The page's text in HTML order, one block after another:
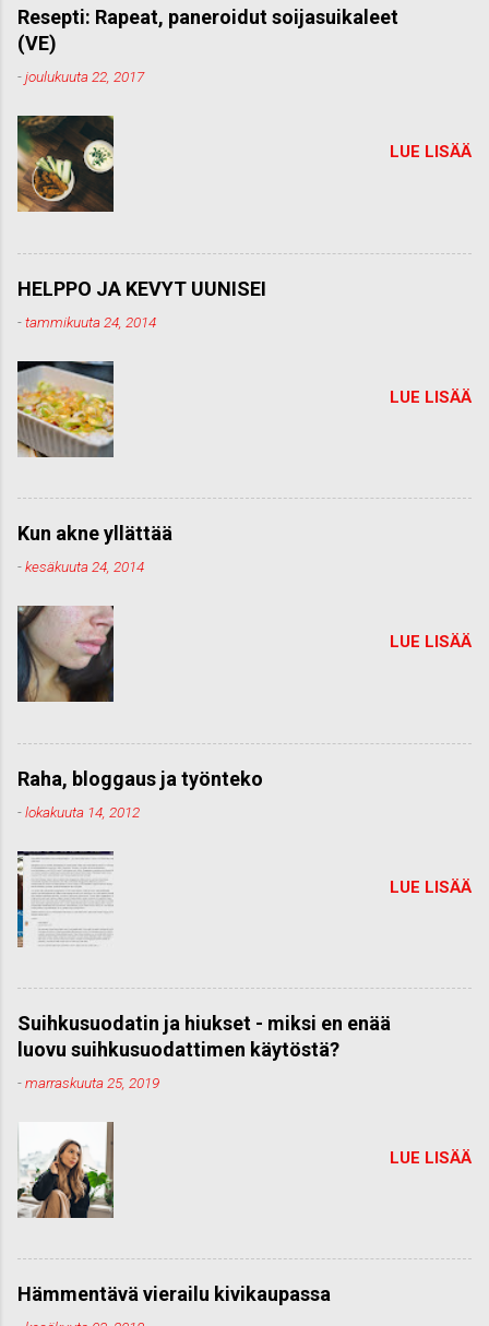
m
e
n
t
Resepti: Rapeat, paneroidut soijasuikaleet
(VE)
-joulukuuta 22, 2017
LUE LISÄÄ
HELPPO JA KEVYT UUNISEI
-tammikuuta 24, 2014
LUE LISÄÄ
Kun akne yllättää
-kesäkuuta 24, 2014
LUE LISÄÄ
Raha, bloggaus ja työnteko
-lokakuuta 14, 2012
LUE LISÄÄ
Suihkusuodatin ja hiukset - miksi en enää
luovu suihkusuodattimen käytöstä?
-marraskuuta 25, 2019
LUE LISÄÄ
Hämmentävä vierailu kivikaupassa